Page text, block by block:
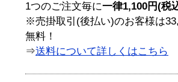
1つのご注文毎に一律1,100円(税
※売掛取引(後払い)のお客様は
無料！
⇒送料について詳しくはこちら